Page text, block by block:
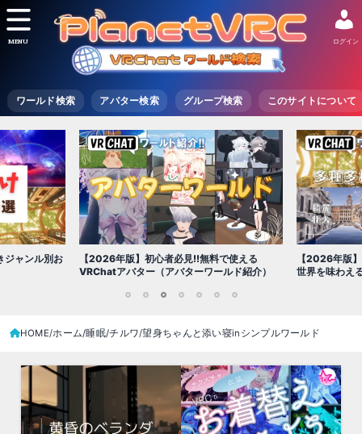
ワールド検索 アバター検索 グループ検索 このサイトについて
ログイン
MENU
ジャンル別お
【2026年版】初心者必見!!無料で使える
VRChatアバター（アバターワールド紹介）
【2026年版
世界を味わえ
HOME ホーム/睡眠/チルワ 望身ちゃんと添い寝inシンプルワールド